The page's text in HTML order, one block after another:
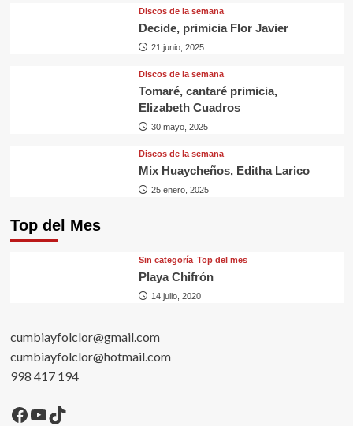
Discos de la semana
Decide, primicia Flor Javier
21 junio, 2025
Discos de la semana
Tomaré, cantaré primicia,
Elizabeth Cuadros
30 mayo, 2025
Discos de la semana
Mix Huaycheños, Editha Larico
25 enero, 2025
Top del Mes
Sin categorí­a Top del mes
Playa Chifrón
14 julio, 2020
cumbiayfolclor@gmail.com
cumbiayfolclor@hotmail.com
998 417 194
Facebook
YouTube
TikTok